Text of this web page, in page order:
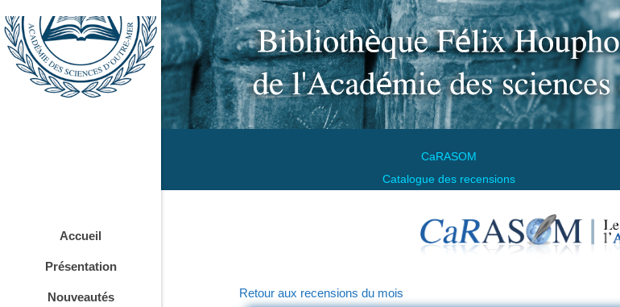
CaRASOM
Catalogue des recensions
Accueil
Présentation
Nouveautés Retour aux recensions du mois